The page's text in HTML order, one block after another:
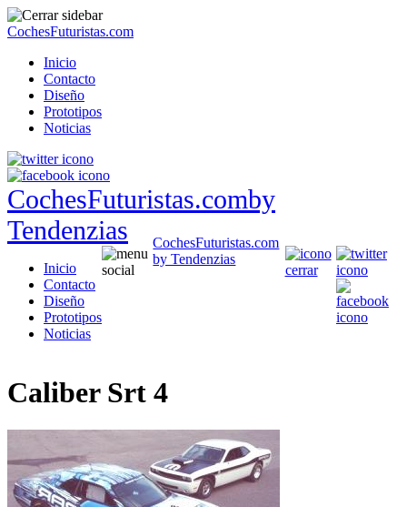
CochesFuturistas.com
Inicio
Contacto
Diseño
Prototipos
Noticias
CochesFuturistas.comby
Tendenzias
Inicio
Contacto
Diseño
Prototipos
Noticias
CochesFuturistas.com
by Tendenzias
Caliber Srt 4